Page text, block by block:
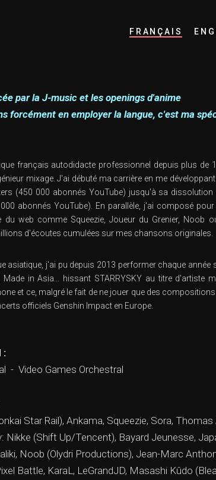
FRANÇAIS
par la J-music et les openings d'anime
forcément en employer la langue, c'est ma
français autodidacte professionnel depuis plus de
mixage. J'ai débuté ma carrière en me
(450 000 abonnés YouTube) jusqu'à sa dissolution
abonnés YouTube). En parallèle, j'ai composé
du web comme Squeezie, Joueur du Grenier, Noob
d'écoutes cumulées sur mes chansons originales.
asiatique, j'ai pu depuis 2013 performer chaque année
in Asia... hissant STARRYSKY au titre d'artiste
et ce, malgré le fait de ne jouer que des compositions
officiels Genshin Impact en Europe.
:
- Video Games Orchestral
Star Rail), Ankama, Squeezie, Sora,
Nikke (Shift Up/Tencent), Bayard Jeunesse,
Noob (Olydri Productions), Jean-Marc
Battle, KaraL, LeGrandJD, Masashi Kûdo